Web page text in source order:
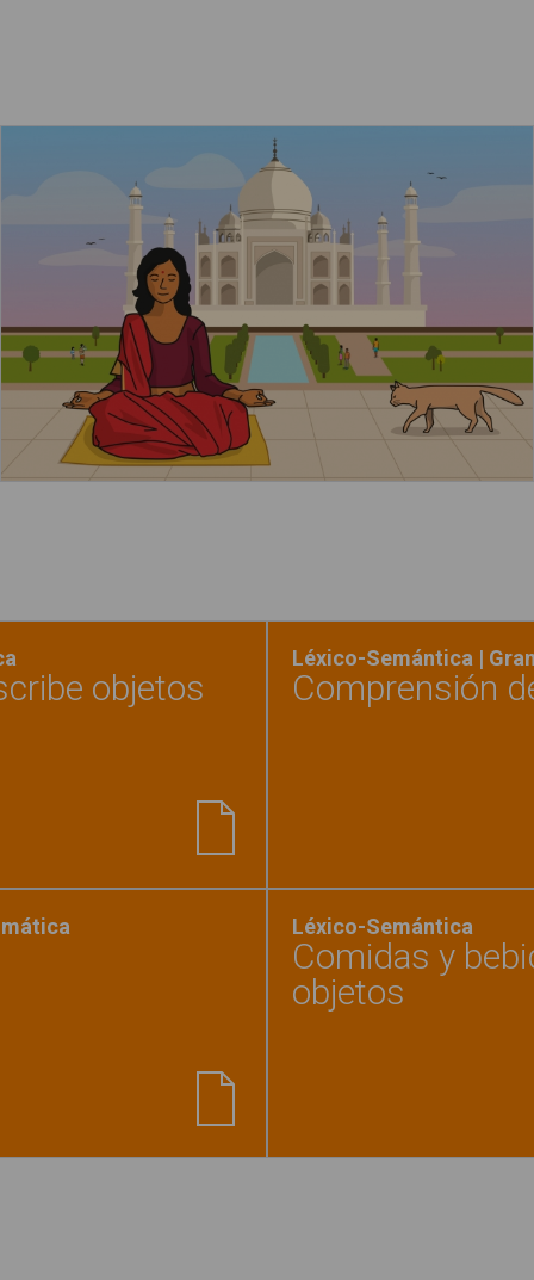
Leer más
objetos
Léxico-Semántica |
Comprensión
Léxico-Semántica
Comidas y
objetos